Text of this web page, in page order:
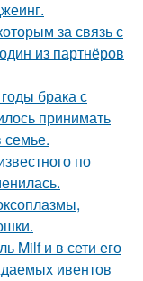
за связь с
из партнёров
брака с
принимать
семье.
по
Milf и в сети его
ивентов